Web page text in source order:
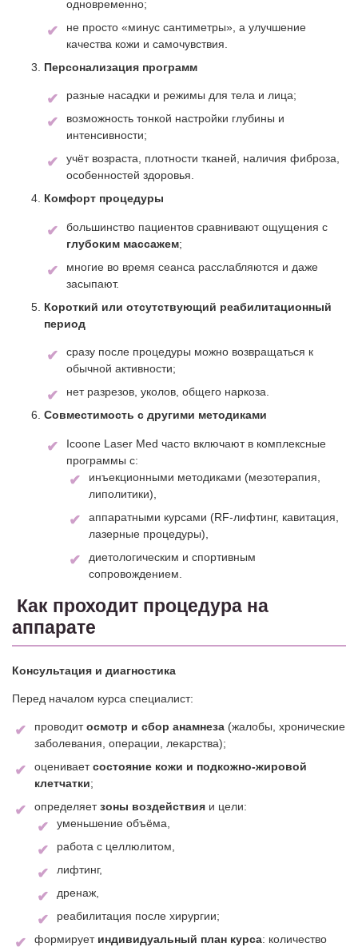
одновременно;
не просто «минус сантиметры», а улучшение
качества кожи и самочувствия.
Персонализация программ
разные насадки и режимы для тела и лица;
возможность тонкой настройки глубины и
интенсивности;
учёт возраста, плотности тканей, наличия фиброза,
особенностей здоровья.
Комфорт процедуры
большинство пациентов сравнивают ощущения с
глубоким массажем;
многие во время сеанса расслабляются и даже
засыпают.
Короткий или отсутствующий реабилитационный
период
сразу после процедуры можно возвращаться к
обычной активности;
нет разрезов, уколов, общего наркоза.
Совместимость с другими методиками
Icoone Laser Med часто включают в комплексные
программы с:
инъекционными методиками (мезотерапия,
липолитики),
аппаратными курсами (RF‑лифтинг, кавитация,
лазерные процедуры),
диетологическим и спортивным
сопровождением.
Как проходит процедура на
аппарате
Консультация и диагностика
Перед началом курса специалист:
проводитосмотр и сбор анамнеза (жалобы, хронические
заболевания, операции, лекарства);
оцениваетсостояние кожи и подкожно‑жировой
клетчатки;
определяетзоны воздействия и цели:
уменьшение объёма,
работа с целлюлитом,
лифтинг,
дренаж,
реабилитация после хирургии;
формирует индивидуальный план курса: количество